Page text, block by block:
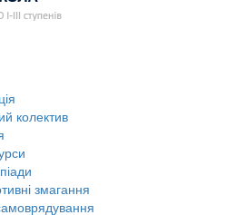
колектив
змагання